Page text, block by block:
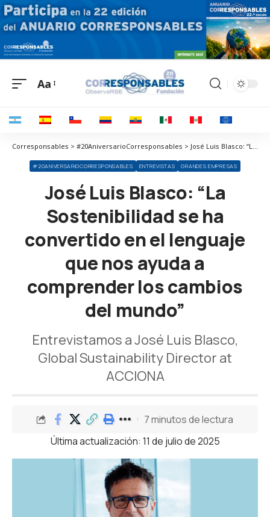
Aa
Corresponsables > #20AniversarioCorresponsables > José Luis Blasco: “La Sostenibilidad se ha convertido en el lenguaje que nos ayuda a comprender los cambios del mundo”
#20ANIVERSARIOCORRESPONSABLES ENTREVISTAS GRANDES EMPRESAS
José Luis Blasco: “La
Sostenibilidad se ha
convertido en el lenguaje
que nos ayuda a
comprender los cambios
del mundo”
Entrevistamos a José Luis Blasco,
Global Sustainability Director at
ACCIONA
Última actualización: 11 de julio de 2025
7 minutos de lectura